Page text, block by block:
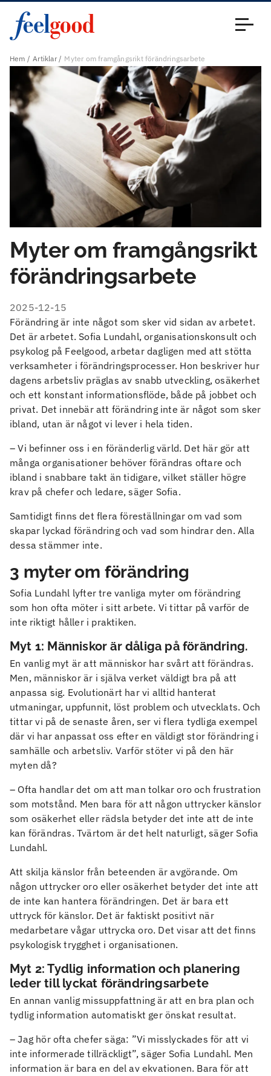
Hem Artiklar Myter om framgångsrikt förändringsarbete
Myter om framgångsrikt
förändringsarbete
2025-12-15
Förändring är inte något som sker vid sidan av arbetet.
Det är arbetet. Sofia Lundahl, organisationskonsult och
psykolog på Feelgood, arbetar dagligen med att stötta
verksamheter i förändringsprocesser. Hon beskriver hur
dagens arbetsliv präglas av snabb utveckling, osäkerhet
och ett konstant informationsflöde, både på jobbet och
privat. Det innebär att förändring inte är något som sker
ibland, utan är något vi lever i hela tiden.
– Vi befinner oss i en föränderlig värld. Det här gör att
många organisationer behöver förändras oftare och
ibland i snabbare takt än tidigare, vilket ställer högre
krav på chefer och ledare, säger Sofia.
Samtidigt finns det flera föreställningar om vad som
skapar lyckad förändring och vad som hindrar den. Alla
dessa stämmer inte.
3 myter om förändring
Sofia Lundahl lyfter tre vanliga myter om förändring
som hon ofta möter i sitt arbete. Vi tittar på varför de
inte riktigt håller i praktiken.
Myt 1: Människor är dåliga på förändring.
En vanlig myt är att människor har svårt att förändras.
Men, människor är i själva verket väldigt bra på att
anpassa sig. Evolutionärt har vi alltid hanterat
utmaningar, uppfunnit, löst problem och utvecklats. Och
tittar vi på de senaste åren, ser vi flera tydliga exempel
där vi har anpassat oss efter en väldigt stor förändring i
samhälle och arbetsliv. Varför stöter vi på den här
myten då?
– Ofta handlar det om att man tolkar oro och frustration
som motstånd. Men bara för att någon uttrycker känslor
som osäkerhet eller rädsla betyder det inte att de inte
kan förändras. Tvärtom är det helt naturligt, säger Sofia
Lundahl.
Att skilja känslor från beteenden är avgörande. Om
någon uttrycker oro eller osäkerhet betyder det inte att
de inte kan hantera förändringen. Det är bara ett
uttryck för känslor. Det är faktiskt positivt när
medarbetare vågar uttrycka oro. Det visar att det finns
psykologisk trygghet i organisationen.
Myt 2: Tydlig information och planering
leder till lyckat förändringsarbete
En annan vanlig missuppfattning är att en bra plan och
tydlig information automatiskt ger önskat resultat.
– Jag hör ofta chefer säga: ”Vi misslyckades för att vi
inte informerade tillräckligt”, säger Sofia Lundahl. Men
information är bara en del av ekvationen. Bara för att